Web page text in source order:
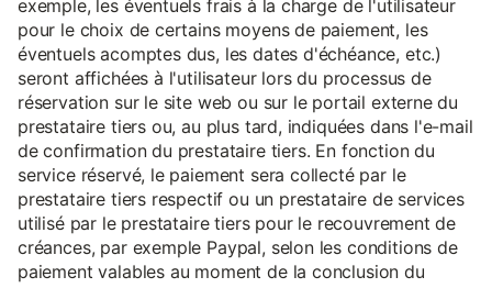
exemple, les éventuels frais à la charge de l'utilisateur
pour le choix de certains moyens de paiement, les
éventuels acomptes dus, les dates d'échéance, etc.)
seront affichées à l'utilisateur lors du processus de
réservation sur le site web ou sur le portail externe du
prestataire tiers ou, au plus tard, indiquées dans l'e-mail
de confirmation du prestataire tiers. En fonction du
service réservé, le paiement sera collecté par le
prestataire tiers respectif ou un prestataire de services
utilisé par le prestataire tiers pour le recouvrement de
créances, par exemple Paypal, selon les conditions de
paiement valables au moment de la conclusion du